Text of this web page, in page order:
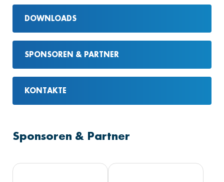
DOWNLOADS
SPONSOREN & PARTNER
KONTAKTE
Sponsoren & Partner